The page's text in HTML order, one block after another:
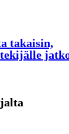
takaisin,